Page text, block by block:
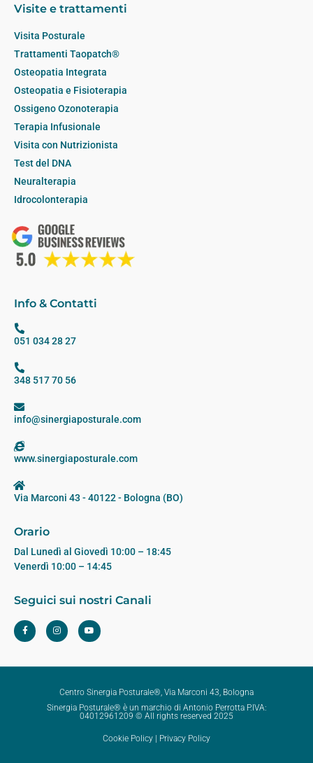
Visite e trattamenti
Visita Posturale
Trattamenti Taopatch®
Osteopatia Integrata
Osteopatia e Fisioterapia
Ossigeno Ozonoterapia
Terapia Infusionale
Visita con Nutrizionista
Test del DNA
Neuralterapia
Idrocolonterapia
Info & Contatti
051 034 28 27
348 517 70 56
info@sinergiaposturale.com
www.sinergiaposturale.com
Via Marconi 43 - 40122 - Bologna (BO)
Orario
Dal Lunedì al Giovedì 10:00 – 18:45
Venerdì 10:00 – 14:45
Seguici sui nostri Canali
Centro Sinergia Posturale®, Via Marconi 43, Bologna
Sinergia Posturale® è un marchio di Antonio Perrotta P.IVA:
04012961209 © All rights reserved 2025
Cookie Policy | Privacy Policy